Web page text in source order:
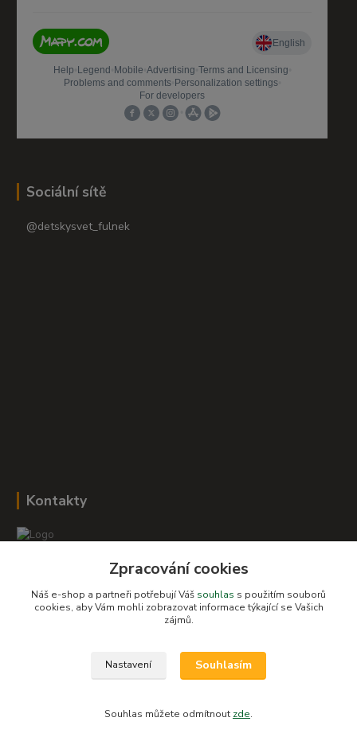
Sociální sítě
@detskysvet_fulnek
Kontakty
+420 604 278 943
obchod-detskysvet@seznam.cz
Zpracování cookies
Náš e-shop a partneři potřebují Váš souhlas s použitím souborů
cookies, aby Vám mohli zobrazovat informace týkající se Vašich
zájmů.
Nastavení Souhlasím
Souhlas můžete odmítnout zde.